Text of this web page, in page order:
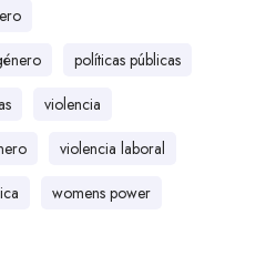
políticas públicas
violencia
violencia laboral
womens power